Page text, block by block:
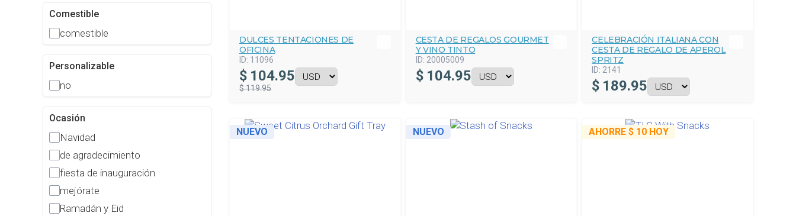
Comestible
comestible
Personalizable
no
Ocasión
Navidad
de agradecimiento
fiesta de inauguración
mejórate
Ramadán y Eid
DULCES TENTACIONES DE
OFICINA
ID: 11096
$ 104.95
$ 119.95
CESTA DE REGALOS GOURMET
Y VINO TINTO
ID: 20005009
$ 104.95
CELEBRACIÓN ITALIANA CON
CESTA DE REGALO DE APEROL
SPRITZ
ID: 2141
$ 189.95
NUEVO NUEVO AHORRE$ 10 HOY